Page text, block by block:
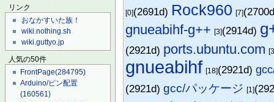
リンク
おなかすいた族！
wiki.nothing.sh
wiki.guttyo.jp
人気の50件
FrontPage(284795)
Arduino/ピン配置
(160561)
[0](2691d) Rock960 [7]
gnueabihf-g++ [3](2914d)
(2921d) ports.ubuntu.com
gnueabihf [18](2921d)
(2921d)gcc/パッケージ [1]